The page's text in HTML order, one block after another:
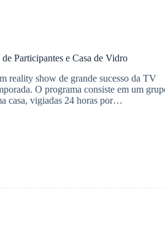
Participantes e Casa de Vidro
reality show de grande sucesso da TV
O programa consiste em um
casa, vigiadas 24 horas por…